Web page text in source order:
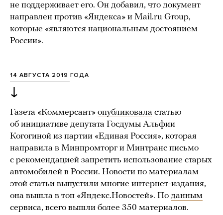
не поддерживает его. Он добавил, что документ
направлен против «Яндекса» и Mail.ru Group,
которые «являются национальным достоянием
России».
14 АВГУСТА 2019 ГОДА
↓
Газета «Коммерсант» опубликовала статью
об инициативе депутата Госдумы Альфии
Когогиной из партии «Единая Россия», которая
направила в Минпромторг и Минтранс письмо
с рекомендацией запретить использование старых
автомобилей в России. Новости по материалам
этой статьи выпустили многие интернет-издания,
она вышла в топ «Яндекс.Новостей». По данным
сервиса, всего вышли более 350 материалов.